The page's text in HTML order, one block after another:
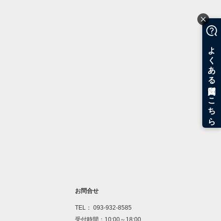
お問合せ
TEL： 093-932-8585
受付時間：10:00～18:00